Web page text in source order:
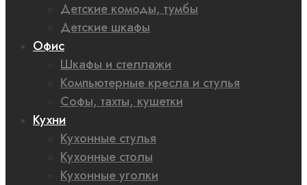
Детские комоды, тумбы
Детские шкафы
Офис
Шкафы и стеллажи
Компьютерные кресла и стулья
Софы, тахты, кушетки
Кухни
Кухонные стулья
Кухонные столы
Кухонные уголки